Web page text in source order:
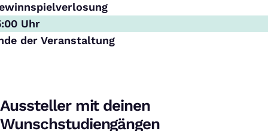
Uhr
der Veranstaltung
Aussteller mit deinen
Wunschstudiengängen